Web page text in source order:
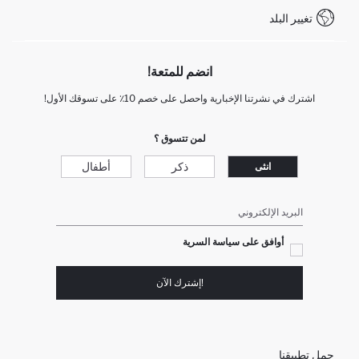
+212 525 076 633 خدمة العملاءتغيير البلد
انضم للمتعة!
اشترك في نشرتنا الإخبارية واحصل على خصم 10٪ على تسوقك الأول!
لمن تتسوق ؟
انثى ذكر أطفال
البريد الإلكتروني
أوافق على سياسة السرية
!إشترك الآن
حمل تطبيقنا